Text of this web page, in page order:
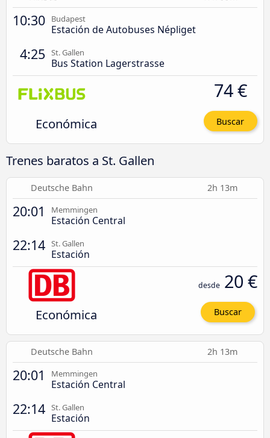
10:30 Budapest
Estación de Autobuses Népliget
4:25 St. Gallen
Bus Station Lagerstrasse
Económica
74 €
Buscar
Trenes baratos a St. Gallen
Deutsche Bahn 2h 13m
20:01 Memmingen
Estación Central
22:14 St. Gallen
Estación
Económica
desde 20 €
Buscar
Deutsche Bahn 2h 13m
20:01 Memmingen
Estación Central
22:14 St. Gallen
Estación